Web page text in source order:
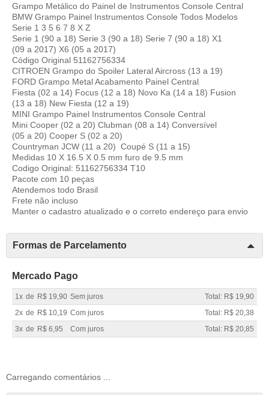
Grampo Metálico do Painel de Instrumentos Console Central
BMW Grampo Painel Instrumentos Console Todos Modelos
Serie 1 3 5 6 7 8 X Z
Serie 1 (90 a 18) Serie 3 (90 a 18) Serie 7 (90 a 18) X1
(09 a 2017) X6 (05 a 2017)
Código Original 51162756334
CITROEN Grampo do Spoiler Lateral Aircross (13 a 19)
FORD Grampo Metal Acabamento Painel Central
Fiesta (02 a 14) Focus (12 a 18) Novo Ka (14 a 18) Fusion
(13 a 18) New Fiesta (12 a 19)
MINI Grampo Painel Instrumentos Console Central
Mini Cooper (02 a 20) Clubman (08 a 14) Conversível
(05 a 20) Cooper S (02 a 20)
Countryman JCW (11 a 20) Coupé S (11 a 15)
Medidas 10 X 16.5 X 0.5 mm furo de 9.5 mm
Codigo Original: 51162756334 T10
Pacote com 10 peças
Atendemos todo Brasil
Frete não incluso
Manter o cadastro atualizado e o correto endereço para envio
Formas de Parcelamento
Mercado Pago
1x de R$ 19,90 Sem juros
Total: R$ 19,90
2x de R$ 10,19 Com juros
Total: R$ 20,38
3x de R$ 6,95 Com juros Total: R$ 20,85
Carregando comentários ...